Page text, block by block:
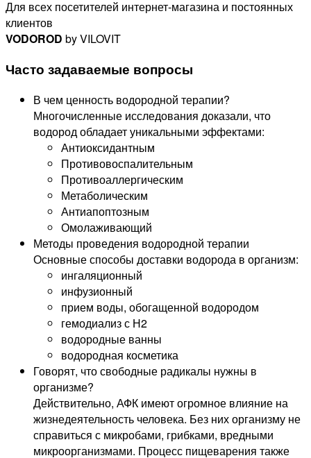
Для всех посетителей интернет-магазина и постоянных
клиентов
VODOROD by VILOVIT
Часто задаваемые вопросы
В чем ценность водородной терапии?
Многочисленные исследования доказали, что
водород обладает уникальными эффектами:
Антиоксидантным
Противовоспалительным
Противоаллергическим
Метаболическим
Антиапоптозным
Омолаживающий
Методы проведения водородной терапии
Основные способы доставки водорода в организм:
ингаляционный
инфузионный
прием воды, обогащенной водородом
гемодиализ с Н2
водородные ванны
водородная косметика
Говорят, что свободные радикалы нужны в
организме?
Действительно, АФК имеют огромное влияние на
жизнедеятельность человека. Без них организму не
справиться с микробами, грибками, вредными
микроорганизмами. Процесс пищеварения также